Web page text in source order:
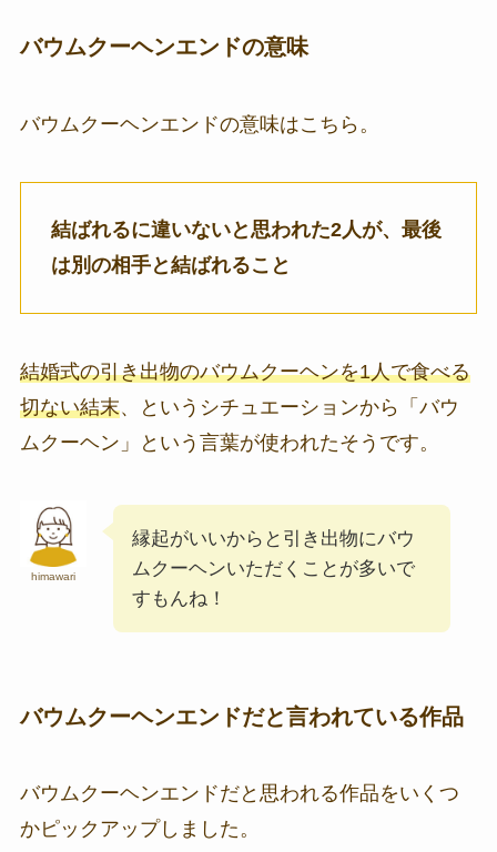
バウムクーヘンエンドの意味
バウムクーヘンエンドの意味はこちら。
結ばれるに違いないと思われた2人が、最後
は別の相手と結ばれること
結婚式の引き出物のバウムクーヘンを1人で食べる
切ない結末、というシチュエーションから「バウ
ムクーヘン」という言葉が使われたそうです。
himawari
縁起がいいからと引き出物にバウ
ムクーヘンいただくことが多いで
すもんね！
バウムクーヘンエンドだと言われている作品
バウムクーヘンエンドだと思われる作品をいくつ
かピックアップしました。